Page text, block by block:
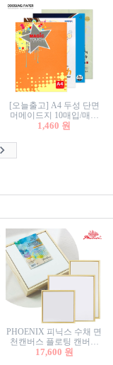
[오늘출고] A4 두성 단면
머메이드지 10매입/매직
터치/색지/색상지/색복사
칼라색지/고급복사지
1,460 원
PHOENIX 피닉스 수채 면
천캔버스 플로팅 캔버스
프레임세트 30x30cm/액자
17,600 원